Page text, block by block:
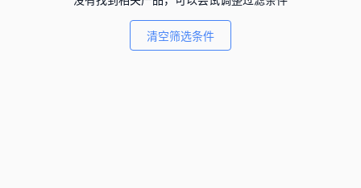
清空筛选条件